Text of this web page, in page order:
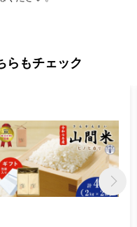
らもチェック